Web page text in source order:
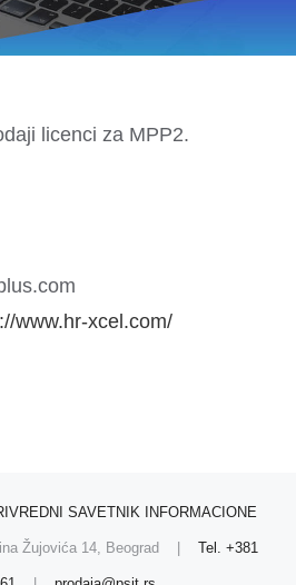
licenci za MPP2.
www.hr-xcel.com/
SAVETNIK INFORMACIONE
Žujovića 14, Beograd | Tel. +381